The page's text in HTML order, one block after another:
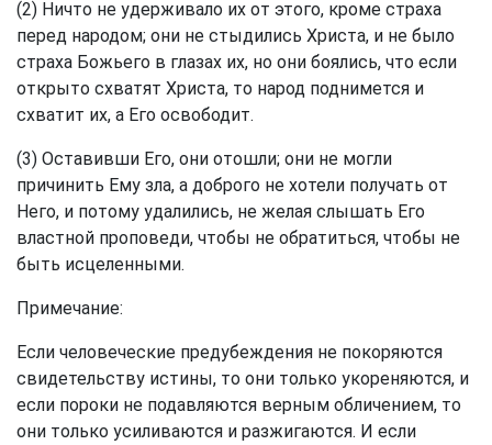
(2) Ничто не удерживало их от этого, кроме страха
перед народом; они не стыдились Христа, и не было
страха Божьего в глазах их, но они боялись, что если
открыто схватят Христа, то народ поднимется и
схватит их, а Его освободит.
(3) Оставивши Его, они отошли; они не могли
причинить Ему зла, а доброго не хотели получать от
Него, и потому удалились, не желая слышать Его
властной проповеди, чтобы не обратиться, чтобы не
быть исцеленными.
Примечание:
Если человеческие предубеждения не покоряются
свидетельству истины, то они только укореняются, и
если пороки не подавляются верным обличением, то
они только усиливаются и разжигаются. И если